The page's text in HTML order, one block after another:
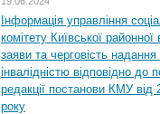
Інформація управління
комітету Київської
заяви та черговість надання
інвалідністю відповідно
редакції постанови КМУ
року